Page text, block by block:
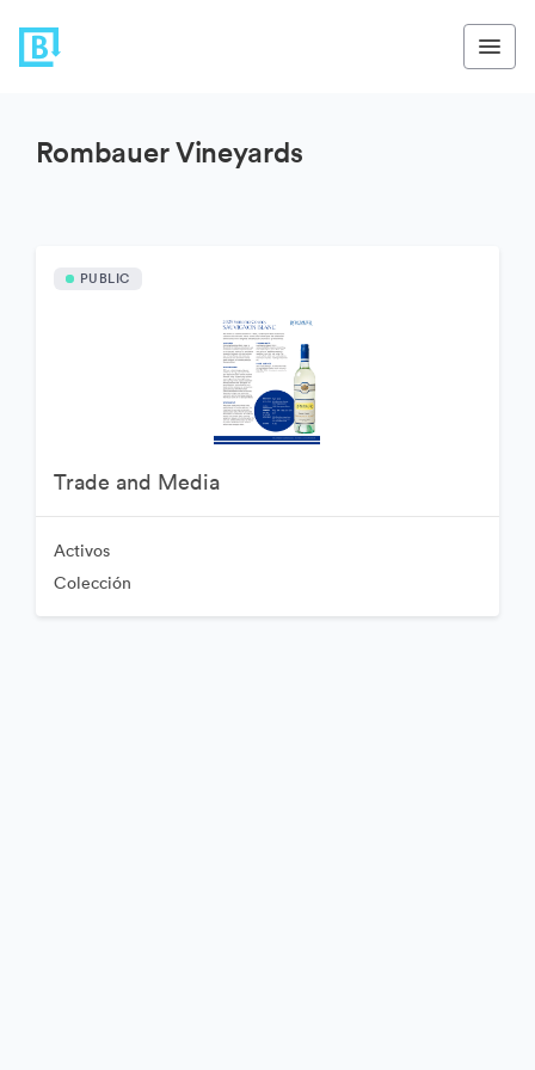
Rombauer Vineyards
PUBLIC
Trade and Media
Activos
Colección